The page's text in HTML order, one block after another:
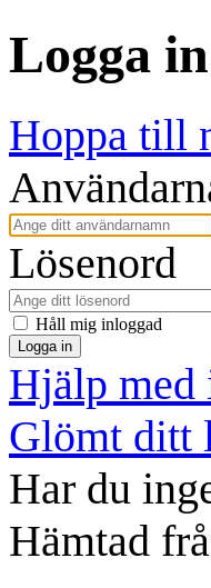
Logga in
Hoppa till
Lösenord
Håll mig inloggad
Logga in
Hjälp med
Glömt ditt
Har du
Hämtad